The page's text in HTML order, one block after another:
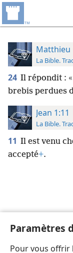
Paramètres
Pour vous offrir
Matthieu
La Bible.
24 Il répondit : «
brebis perdues
Jean 1:11
La Bible.
11 Il est venu
accepté+.